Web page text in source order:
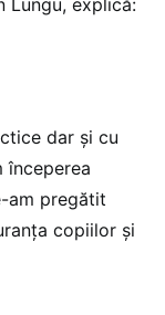
Lungu, explică:
dar și cu
începerea
am pregătit
copiilor și